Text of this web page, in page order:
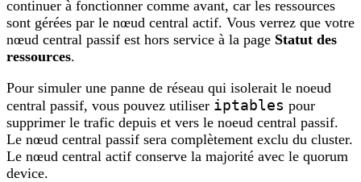
continuer à fonctionner comme avant, car les ressources
sont gérées par le nœud central actif. Vous verrez que votre
nœud central passif est hors service à la page Statut des
ressources.
Pour simuler une panne de réseau qui isolerait le noeud
central passif, vous pouvez utiliser iptables pour
supprimer le trafic depuis et vers le noeud central passif.
Le nœud central passif sera complètement exclu du cluster.
Le nœud central actif conserve la majorité avec le quorum
device.